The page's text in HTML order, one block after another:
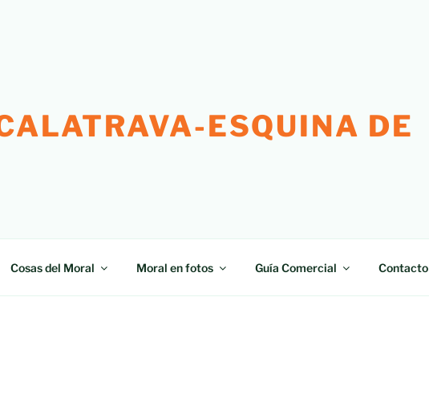
ESQUINA DE
Cosas del Moral Moral en fotos Guía Comercial Contacto